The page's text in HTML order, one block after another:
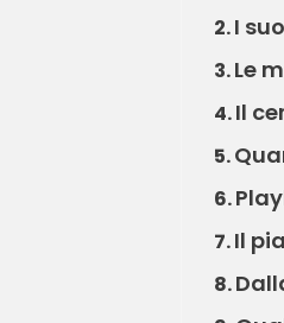
2.I
3.Le
4.Il
5.
6.
7.Il
8.